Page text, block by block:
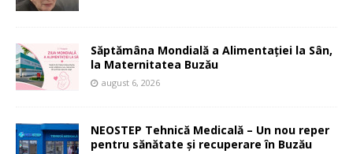
Săptămâna Mondială a Alimentației la Sân,
la Maternitatea Buzău
august 6, 2026
NEOSTEP Tehnică Medicală – Un nou reper
pentru sănătate și recuperare în Buzău